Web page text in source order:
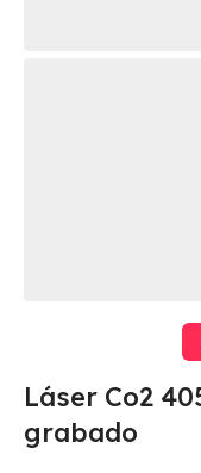
Láser Co2
grabado